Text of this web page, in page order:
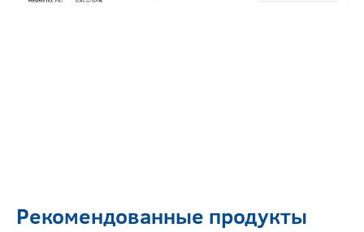
Рекомендованные продукты